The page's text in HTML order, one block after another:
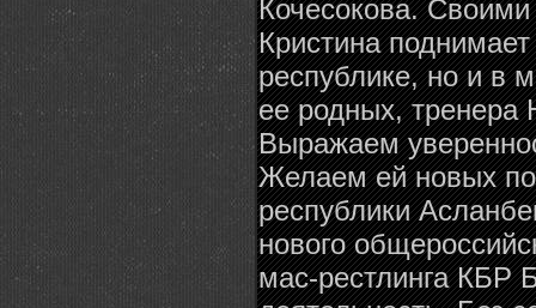
Кочесокова.
Кристина
республике, но и в
ее родных, тренера
Выражаем
Желаем ей новых
республики
нового
мас-рестлинга КБР